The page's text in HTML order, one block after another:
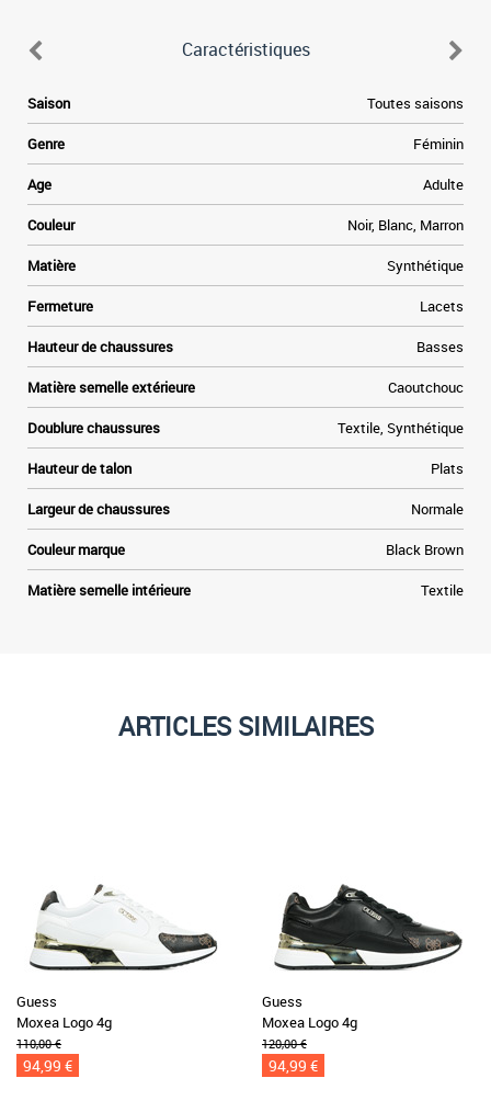
Caractéristiques
Saison Toutes saisons
Genre Féminin
Age Adulte
Couleur Noir, Blanc, Marron
Matière Synthétique
Fermeture Lacets
Hauteur de chaussures Basses
Matière semelle extérieure Caoutchouc
Doublure chaussures Textile, Synthétique
Hauteur de talon Plats
Largeur de chaussures Normale
Couleur marque Black Brown
Matière semelle intérieure Textile
ARTICLES SIMILAIRES
Guess
Moxea Logo 4g
110,00 €
94,99 €
Guess
Moxea Logo 4g
120,00 €
94,99 €